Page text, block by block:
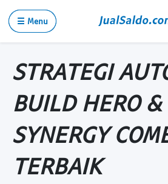
☰ Menu
STRATEGI
BUILD HERO &
SYNERGY
TERBAIK